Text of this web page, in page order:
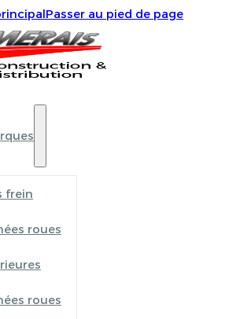
Passer au pied de page
frein
roues
roues